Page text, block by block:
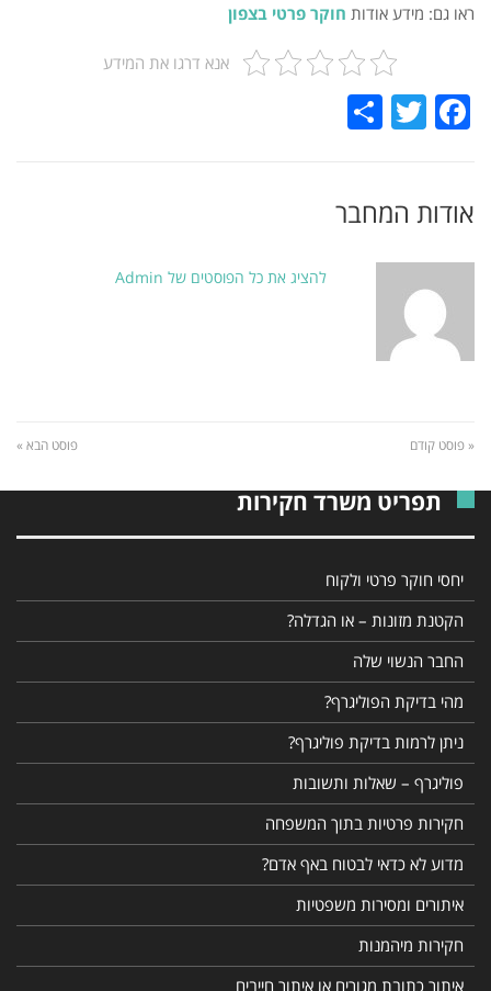
ראו גם: מידע אודות חוקר פרטי בצפון
אנא דרגו את המידע
Facebook
Twitter
אודות המחבר
להציג את כל הפוסטים של Admin
« פוסט קודם פוסט הבא »
תפריט משרד חקירות
יחסי חוקר פרטי ולקוח
הקטנת מזונות – או הגדלה?
החבר הנשוי שלה
מהי בדיקת הפוליגרף?
ניתן לרמות בדיקת פוליגרף?
פוליגרף – שאלות ותשובות
חקירות פרטיות בתוך המשפחה
מדוע לא כדאי לבטוח באף אדם?
איתורים ומסירות משפטיות
חקירות מיהמנות
איתור כתובת מגורים או איתור חייבים